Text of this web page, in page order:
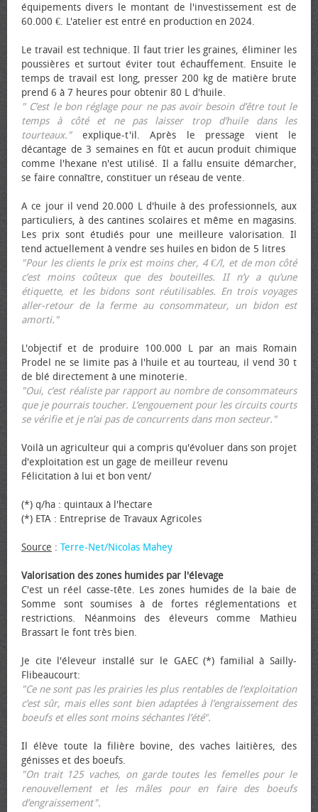
équipements divers le montant de l'investissement est de
60.000 €. L'atelier est entré en production en 2024.
Le travail est technique. Il faut trier les graines, éliminer les
poussières et surtout éviter tout échauffement. Ensuite le
temps de travail est long, presser 200 kg de matière brute
prend 6 à 7 heures pour obtenir 80 L d'huile.
" C’est le bon réglage pour ne pas avoir besoin d’être tout le
temps à côté et ne pas laisser trop d’huile dans les
tourteaux."explique-t'il. Après le pressage vient le
décantage de 3 semaines en fût et aucun produit chimique
comme l'hexane n'est utilisé. Il a fallu ensuite démarcher,
se faire connaître, constituer un réseau de vente.
A ce jour il vend 20.000 L d'huile à des professionnels, aux
particuliers, à des cantines scolaires et même en magasins.
Les prix sont étudiés pour une meilleure valorisation. Il
tend actuellement à vendre ses huiles en bidon de 5 litres
"Pour les clients le prix est moins cher, 4 €/l, et de mon côté
c’est moins coûteux que des bouteilles. II n’y a qu’une
étiquette, et les bidons sont réutilisables. En trois voyages
aller-retour de la ferme au consommateur, un bidon est
amorti."
L'objectif et de produire 100.000 L par an mais Romain
Prodel ne se limite pas à l'huile et au tourteau, il vend 30 t
de blé directement à une minoterie.
"Oui, c’est réaliste par rapport au nombre de consommateurs
que je pourrais toucher. L’engouement pour les circuits courts
se vérifie et je n’ai pas de concurrents dans mon secteur."
Voilà un agriculteur qui a compris qu'évoluer dans son projet
d'exploitation est un gage de meilleur revenu
Félicitation à lui et bon vent/
(*) q/ha : quintaux à l'hectare
(*) ETA : Entreprise de Travaux Agricoles
Source : Terre-Net/Nicolas Mahey
Valorisation des zones humides par l'élevage
C'est un réel casse-tête. Les zones humides de la baie de
Somme sont soumises à de fortes réglementations et
restrictions. Néanmoins des éleveurs comme Mathieu
Brassart le font très bien.
Je cite l'éleveur installé sur le GAEC (*) familial à Sailly-
Flibeaucourt:
"Ce ne sont pas les prairies les plus rentables de l’exploitation
c’est sûr, mais elles sont bien adaptées à l’engraissement des
bœufs et elles sont moins séchantes l’été".
Il élève toute la filière bovine, des vaches laitières, des
génisses et des bœufs.
"On trait 125 vaches, on garde toutes les femelles pour le
renouvellement et les mâles pour en faire des bœufs
d’engraissement".